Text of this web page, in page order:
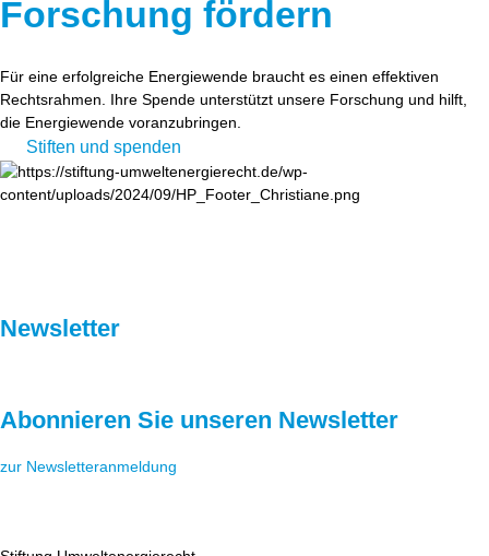
Forschung fördern
Für eine erfolgreiche Energiewende braucht es einen effektiven
Rechtsrahmen. Ihre Spende unterstützt unsere Forschung und hilft,
die Energiewende voranzubringen.
Stiften und spenden
Newsletter
Abonnieren Sie unseren Newsletter
zur Newsletteranmeldung